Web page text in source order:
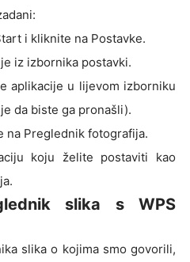
i kliknite na Postavke.
iz izbornika postavki.
aplikacije u lijevom izborniku
da biste ga pronašli).
na Preglednik fotografija.
koju želite postaviti kao
slika s WPS
slika o kojima smo govorili,